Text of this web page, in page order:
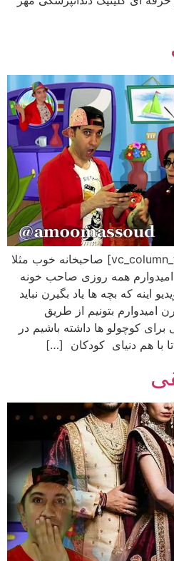
[vc_row][vc_column][vc_column_text] صاحبخانه خوب مثلا
همه روزی صاحب خونه
اینه که بچه ها یاد بگیرن نباید
امیدوارم بتونیم از طریق
کوچولو ها داشته باشیم در
تا با هم دنیای کودکان […]